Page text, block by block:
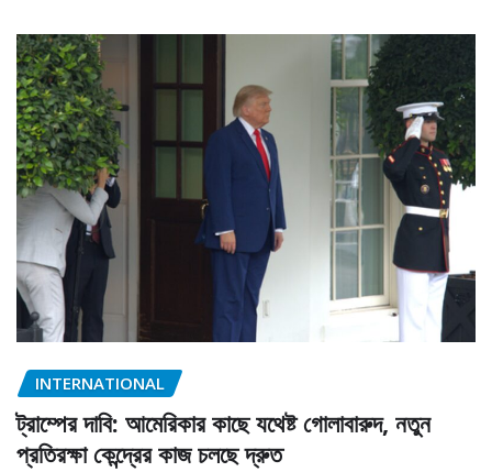
INTERNATIONAL
ট্রাম্পের দাবি: আমেরিকার কাছে যথেষ্ট গোলাবারুদ, নতুন
প্রতিরক্ষা কেন্দ্রের কাজ চলছে দ্রুত